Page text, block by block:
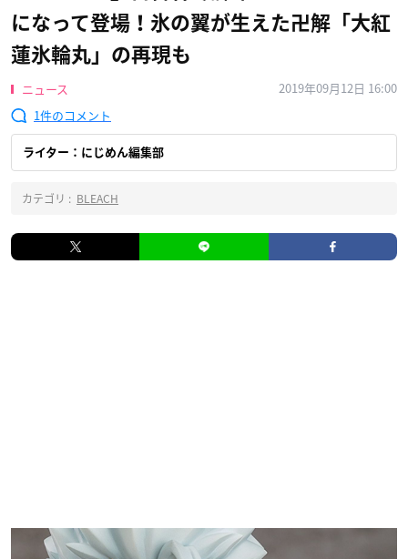
になって登場！氷の翼が生えた卍解「大紅
蓮氷輪丸」の再現も
ニュース
2019年09月12日 16:00
1
ライター：にじめん編集部
カテゴリ : BLEACH